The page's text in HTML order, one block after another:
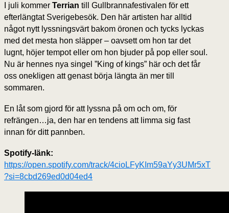
I juli kommer Terrian till Gullbrannafestivalen för ett
efterlängtat Sverigebesök. Den här artisten har alltid
något nytt lyssningsvärt bakom öronen och tycks lyckas
med det mesta hon släpper – oavsett om hon tar det
lugnt, höjer tempot eller om hon bjuder på pop eller soul.
Nu är hennes nya singel ”King of kings” här och det får
oss onekligen att genast börja längta än mer till
sommaren.
En låt som gjord för att lyssna på om och om, för
refrängen…ja, den har en tendens att limma sig fast
innan för ditt pannben.
Spotify-länk:
https://open.spotify.com/track/4cioLFyKIm59aYy3UMr5xT
?si=8cbd269ed0d04ed4